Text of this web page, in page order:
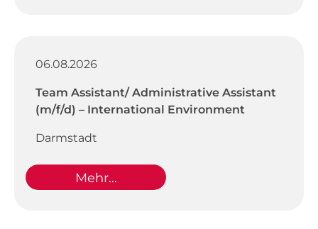
06.08.2026
Team Assistant/ Administrative Assistant
(m/f/d) – International Environment
Darmstadt
Mehr...